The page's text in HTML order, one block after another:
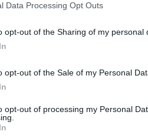
Data Processing Opt Outs
opt-out of the Sharing of my personal
opt-out of the Sale of my Personal
opt-out of processing my Personal
secondaires
à
sautes
a réglé tout ces soucis. Qui
ju